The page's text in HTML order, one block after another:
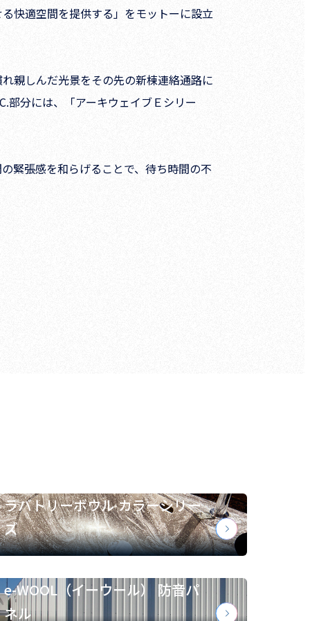
快適空間を提供する」をモットーに設立
親しんだ光景をその先の新棟連絡通路に
部分には、「アーキウェイブＥシリー
緊張感を和らげることで、待ち時間の不
ラバトリーボウル カラーシリー
ズ
e-WOOL（イーウール） 防音パ
ネル